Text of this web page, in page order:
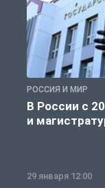
РОССИЯ И МИР
В России с
и
29 января 12:00